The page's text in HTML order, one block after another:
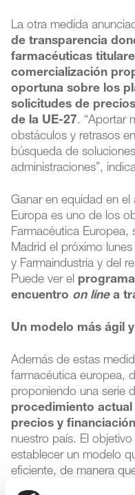
La otra medida
de transparencia
farmacéuticas
comercialización
oportuna sobre los
solicitudes de
de la UE-27. “Aportar
obstáculos y retrasos
búsqueda de
administraciones”,
Ganar en equidad en
Europa es uno de los
Farmacéutica Europea,
Madrid el próximo
y Farmaindustria y del
Puede ver el
encuentro on linea
Un modelo más ágil
Además de estas
farmacéutica europea,
proponiendo una serie
procedimiento
precios y financiación
nuestro país. El
establecer un modelo
eficiente, de manera
España sea